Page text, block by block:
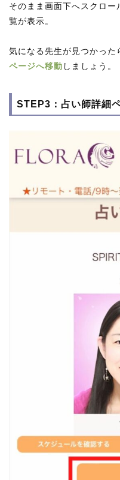
そのまま画面下へスクロ
覧が表示。
気になる先生が見つかった
ページへ移動 しましょう。
STEP3：占い師詳細